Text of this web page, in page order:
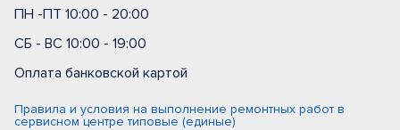
ПН -ПТ 10:00 - 20:00
СБ - ВС 10:00 - 19:00
Оплата банковской картой
Правила и условия на выполнение ремонтных работ в
сервисном центре типовые (единые)